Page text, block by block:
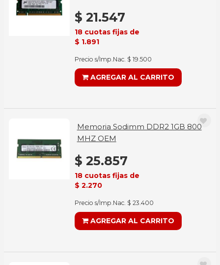
$ 21.547
18 cuotas fijas de
$ 1.891
Precio s/Imp.Nac. $ 19.500
AGREGAR AL CARRITO
Memoria Sodimm DDR2 1GB 800
MHZ OEM
$ 25.857
18 cuotas fijas de
$ 2.270
Precio s/Imp.Nac. $ 23.400
AGREGAR AL CARRITO